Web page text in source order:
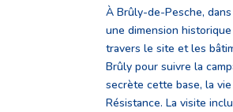
À Brûly-de-Pesche,
une dimension
travers le site et les
Brûly pour suivre la
secrète cette base, la
Résistance. La visite